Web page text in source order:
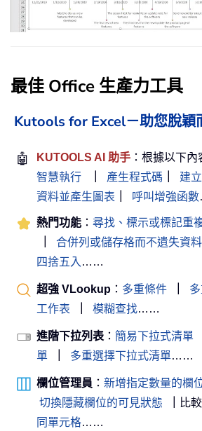
最佳 Office 生產力工具
Kutools for Excel－助您脫穎
🤖 KUTOOLS AI 助手 ：根據以下內
智慧執行
產生程式碼 建
資料並產生圖表
呼叫增強函數
熱門功能 ： 尋找、標示或標記重
合併列或儲存格而不遺失資料
四捨五入 ……
超強 VLookup ： 多重條件
工作表
模糊查找……
進階下拉列表 ： 簡易下拉式清單
單
多重選擇下拉式清單……
欄位管理員 ： 新增指定數量的欄
切換隱藏欄位的可見狀態
比
同單元格……